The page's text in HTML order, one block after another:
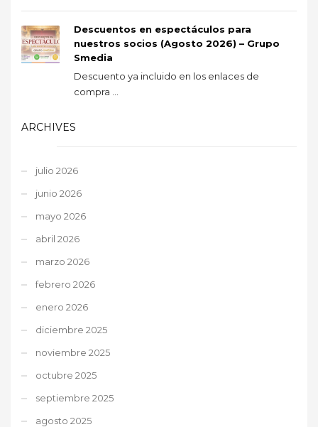
Descuentos en espectáculos para
nuestros socios (Agosto 2026) – Grupo
Smedia
Descuento ya incluido en los enlaces de
compra ...
ARCHIVES
julio 2026
junio 2026
mayo 2026
abril 2026
marzo 2026
febrero 2026
enero 2026
diciembre 2025
noviembre 2025
octubre 2025
septiembre 2025
agosto 2025